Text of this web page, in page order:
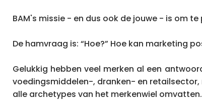
BAM's missie - en dus ook de jouwe - is om
De hamvraag is: “Hoe?” Hoe kan marketing
Gelukkig hebben veel merken al een
voedingsmiddelen-, dranken- en retailsector,
alle archetypes van het merkenwiel omvatten.